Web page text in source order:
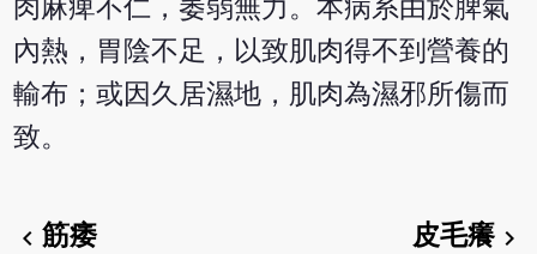
肉麻痺不仁，萎弱無力。本病系由於脾氣
內熱，胃陰不足，以致肌肉得不到營養的
輸布；或因久居濕地，肌肉為濕邪所傷而
致。
chevron_left筋痿 皮毛癢chevron_right